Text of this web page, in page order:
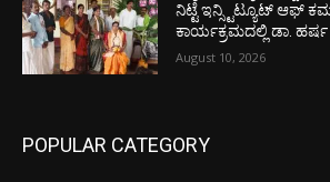
ನಿಟ್ಟೆ ಇನ್ಸ್ಟಿಟ್ಯೂಟ್ ಆಫ್
ಕಾರ್ಯಕ್ರಮದಲ್ಲಿ ಡಾ.
August 10, 2026
POPULAR CATEGORY